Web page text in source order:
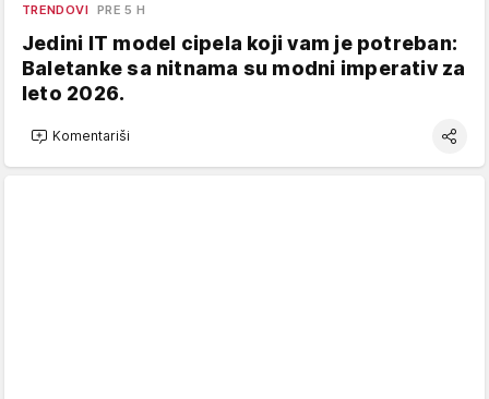
TRENDOVI PRE 5 H
Jedini IT model cipela koji vam je potreban:
Baletanke sa nitnama su modni imperativ za
leto 2026.
Komentariši